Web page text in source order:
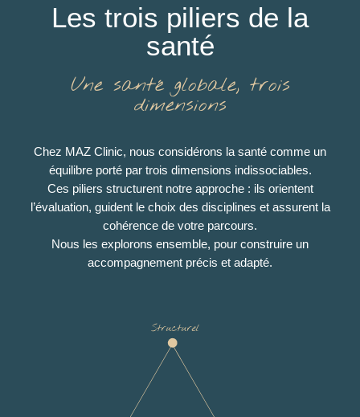
Les trois piliers de la
santé
Une santé globale, trois
dimensions
Chez MAZ Clinic, nous considérons la santé comme un
équilibre porté par trois dimensions indissociables.
Ces piliers structurent notre approche : ils orientent
l’évaluation, guident le choix des disciplines et assurent la
cohérence de votre parcours.
Nous les explorons ensemble, pour construire un
accompagnement précis et adapté.